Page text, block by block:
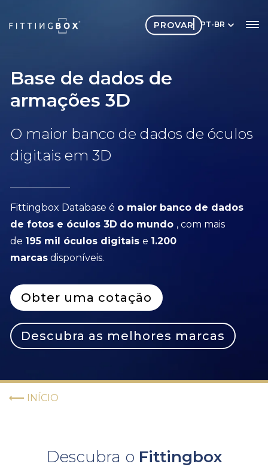
PT-BR
PROVAR
Base de dados de
armações 3D
O maior banco de dados de óculos
digitais em 3D
Fittingbox Database é o maior banco de dados
de fotos e óculos 3D do mundo , com mais
de 195 mil óculos digitais e 1.200
marcas disponíveis.
Obter uma cotação
Descubra as melhores marcas
INÍCIO
Descubra o Fittingbox